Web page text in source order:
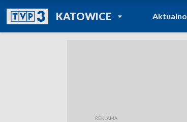
KATOWICEPOWRÓT DO
TVP REGIONY